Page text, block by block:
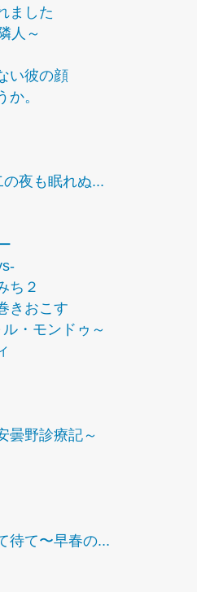
ました
人～
い彼の顔
。
夜も眠れぬ...
ち２
きおこす
・モンドゥ～
曇野診療記～
待て〜早春の...